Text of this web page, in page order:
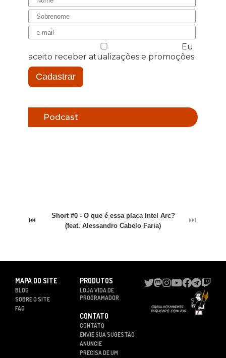
Eu
aceito receber atualizações e promoções.
Cadastrar
Podcast
⏮
Short #0 - O que é essa placa Intel Arc?
(feat. Alessandro Cabelo Faria)
⏭
MAPA DO SITE
BLOG
SOBRE O SITE
FAQ
PRODUTOS
LOJA VIDA DE
PROGRAMADOR
CONTATO
CONTATO
ENVIE SUA SUGESTÃO
ANUNCIE
PRECISA DE UM